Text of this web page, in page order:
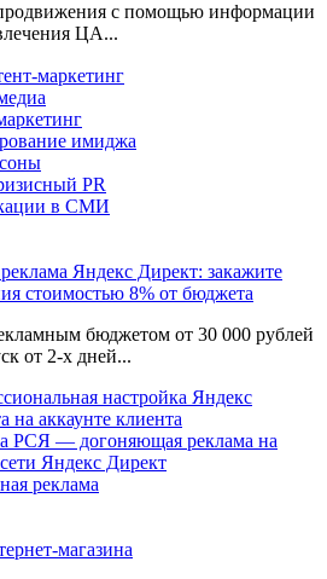
с помощью информации
ЦА...
маркетинг
имиджа
PR
в СМИ
Яндекс Директ: закажите
стоимостью 8% от бюджета
бюджетом от 30 000 рублей
от 2-х дней...
настройка Яндекс
на аккаунте клиента
РСЯ — догоняющая реклама на
Яндекс Директ
реклама
магазина